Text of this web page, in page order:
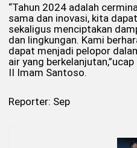
“Tahun 2024 adalah
sama dan inovasi, kita
sekaligus menciptakan
dan lingkungan. Kami
dapat menjadi pelopor
air yang
II Imam Santoso.
Reporter: Sep